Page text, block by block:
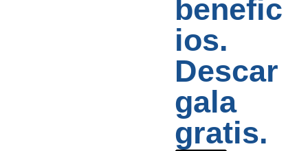
benefic
ios.
Descar
gala
gratis.